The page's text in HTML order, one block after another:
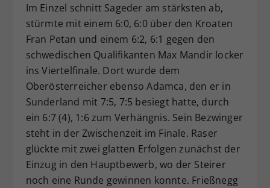
Im Einzel schnitt Sageder am stärksten ab,
stürmte mit einem 6:0, 6:0 über den Kroaten
Fran Petan und einem 6:2, 6:1 gegen den
schwedischen Qualifikanten Max Mandir locker
ins Viertelfinale. Dort wurde dem
Oberösterreicher ebenso Adamca, den er in
Sunderland mit 7:5, 7:5 besiegt hatte, durch
ein 6:7 (4), 1:6 zum Verhängnis. Sein Bezwinger
steht in der Zwischenzeit im Finale. Raser
glückte mit zwei glatten Erfolgen zunächst der
Einzug in den Hauptbewerb, wo der Steirer
noch eine Runde gewinnen konnte. Frießnegg